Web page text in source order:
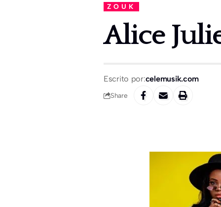
ZOUK
Alice
Escrito por:celemusik.com
Share